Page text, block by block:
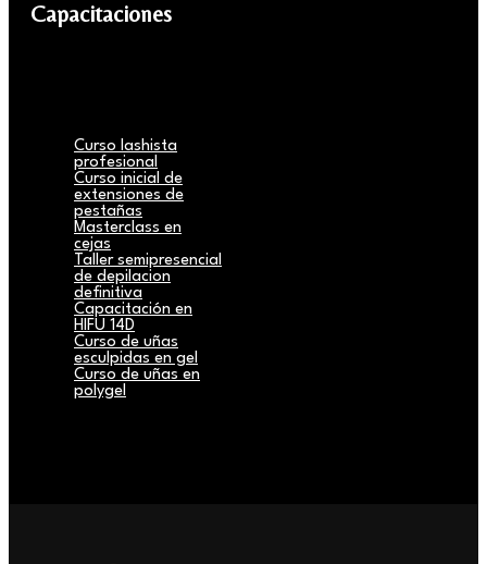
Capacitaciones
Curso lashista
profesional
Curso inicial de
extensiones de
pestañas
Masterclass en
cejas
Taller semipresencial
de depilacion
definitiva
Capacitación en
HIFU 14D
Curso de uñas
esculpidas en gel
Curso de uñas en
polygel